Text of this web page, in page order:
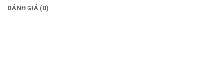
ĐÁNH GIÁ (0)